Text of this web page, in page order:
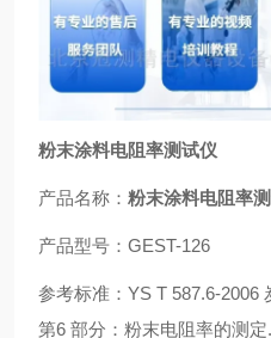
粉末涂料电阻率测试仪
产品名称： 粉末涂料电阻率
产品型号：GEST-126
参考标准：YS T 587.6-2006
第6 部分：粉末电阻率的测定